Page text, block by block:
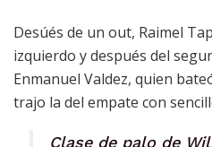
Desúés de un out, Raimel
izquierdo y después del
Enmanuel Valdez, quien
trajo la del empate con
Clase de palo de